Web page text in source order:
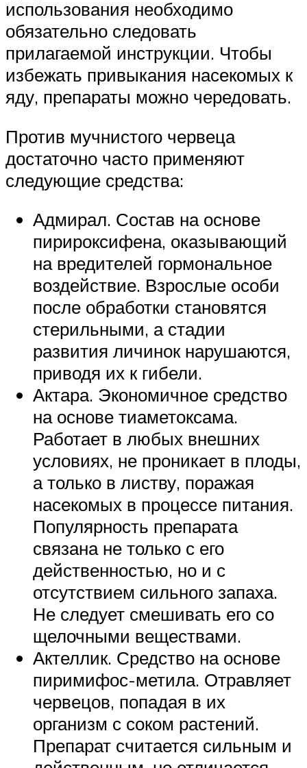
использования необходимо
обязательно следовать
прилагаемой инструкции. Чтобы
избежать привыкания насекомых к
яду, препараты можно чередовать.
Против мучнистого червеца
достаточно часто применяют
следующие средства:
Адмирал. Состав на основе
пирироксифена, оказывающий
на вредителей гормональное
воздействие. Взрослые особи
после обработки становятся
стерильными, а стадии
развития личинок нарушаются,
приводя их к гибели.
Актара. Экономичное средство
на основе тиаметоксама.
Работает в любых внешних
условиях, не проникает в плоды,
а только в листву, поражая
насекомых в процессе питания.
Популярность препарата
связана не только с его
действенностью, но и с
отсутствием сильного запаха.
Не следует смешивать его со
щелочными веществами.
Актеллик. Средство на основе
пиримифос-метила. Отравляет
червецов, попадая в их
организм с соком растений.
Препарат считается сильным и